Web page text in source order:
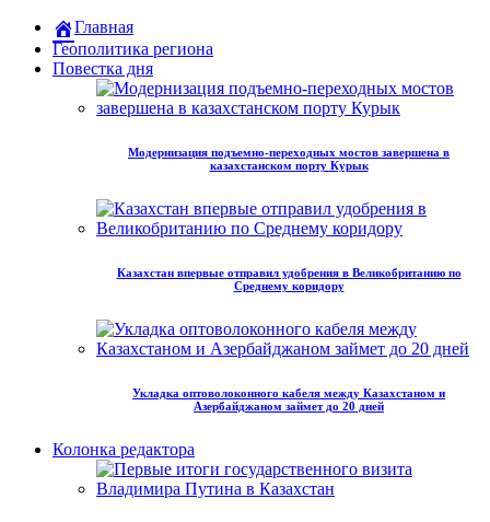
Главная
Геополитика региона
Повестка дня
Модернизация подъемно-переходных мостов завершена в
казахстанском порту Курык
Казахстан впервые отправил удобрения в Великобританию по
Среднему коридору
Укладка оптоволоконного кабеля между Казахстаном и
Азербайджаном займет до 20 дней
Колонка редактора